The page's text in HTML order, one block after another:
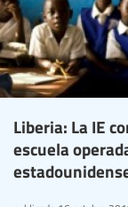
Liberia: La IE
escuela